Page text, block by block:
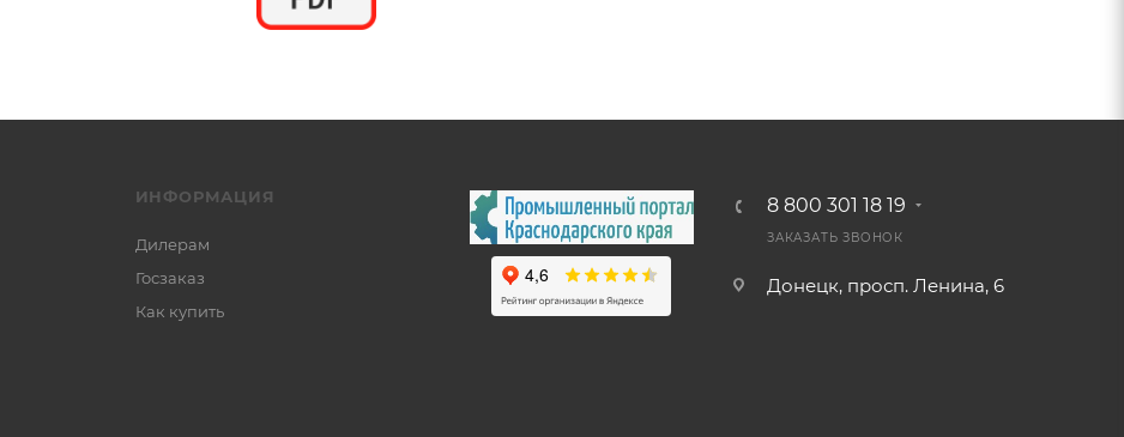
ИНФОРМАЦИЯ
Дилерам
Госзаказ
Как купить
8 800 301 18 19
ЗАКАЗАТЬ ЗВОНОК
Донецк, просп. Ленина, 6